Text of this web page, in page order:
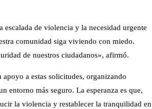
de violencia y la necesidad urgente
comunidad siga viviendo con miedo.
de nuestros ciudadanos», afirmó.
apoyo a estas solicitudes, organizando
entorno más seguro. La esperanza es que,
la violencia y restablecer la tranquilidad en